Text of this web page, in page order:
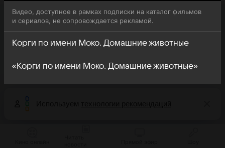
Видео, доступное в рамках подписки на каталог фильмов
и сериалов, не сопровождается рекламой.
Корги по имени Моко. Домашние животные
«Корги по имени Моко. Домашние животные»